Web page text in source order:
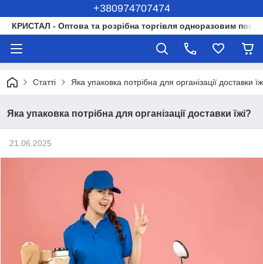
+380974707474
КРИСТАЛ - Оптова та розрібна торгівля одноразовим
Статті Яка упаковка потрібна для організації доставки
Яка упаковка потрібна для організації доставки їжі?
21.06.2025